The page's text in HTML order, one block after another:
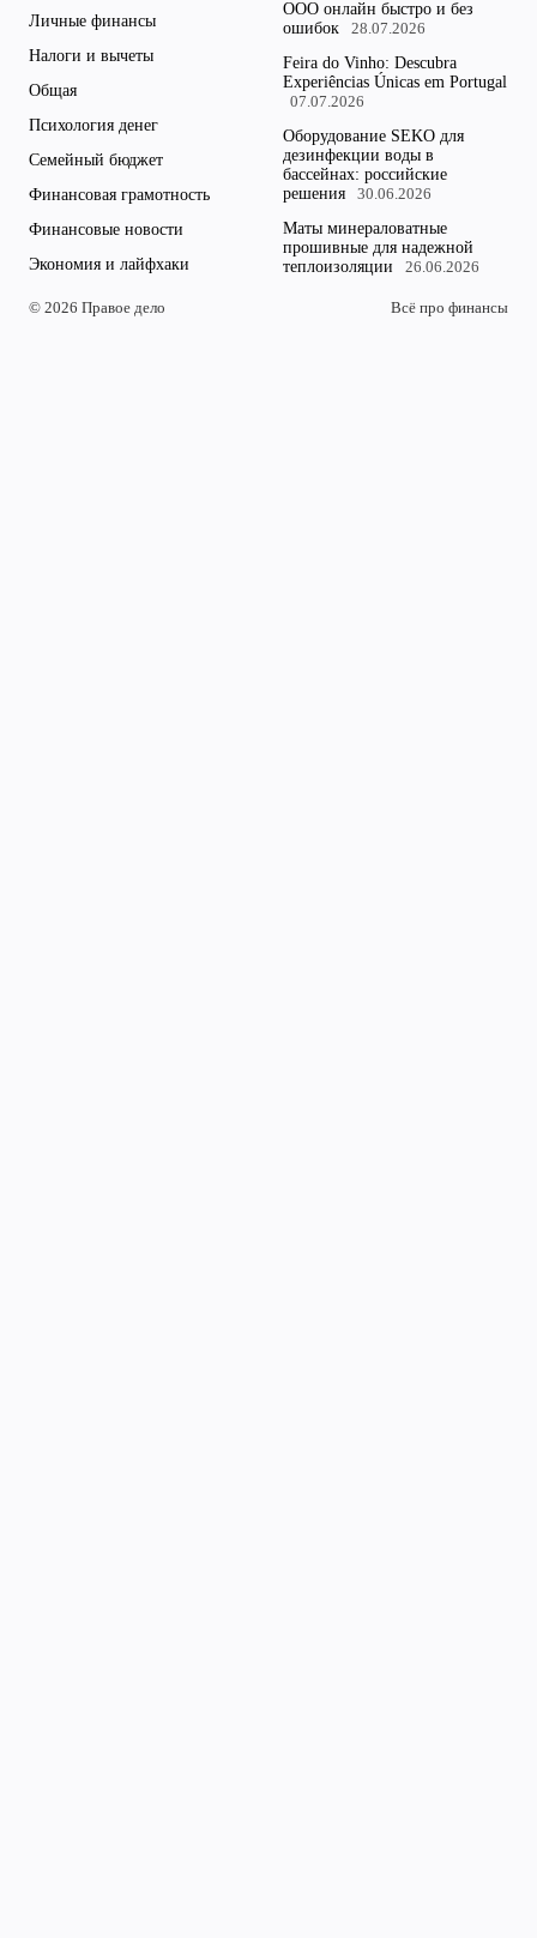
Личные финансы
Налоги и вычеты
Общая
Психология денег
Семейный бюджет
Финансовая грамотность
Финансовые новости
Экономия и лайфхаки
ООО онлайн быстро и без
ошибок
28.07.2026
Feira do Vinho: Descubra
Experiências Únicas em Portugal
07.07.2026
Оборудование SEKO для
дезинфекции воды в
бассейнах: российские
решения
30.06.2026
Маты минераловатные
прошивные для надежной
теплоизоляции
26.06.2026
© 2026 Правое дело Всё про финансы